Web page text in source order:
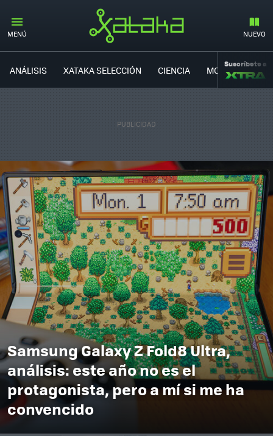
MENÚ NUEVO
ANÁLISIS XATAKA SELECCIÓN CIENCIA MOVILIDAD
Suscríbete a
Samsung Galaxy Z Fold8 Ultra,
análisis: este año no es el
protagonista, pero a mí si me ha
convencido